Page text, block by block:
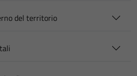
del territorio